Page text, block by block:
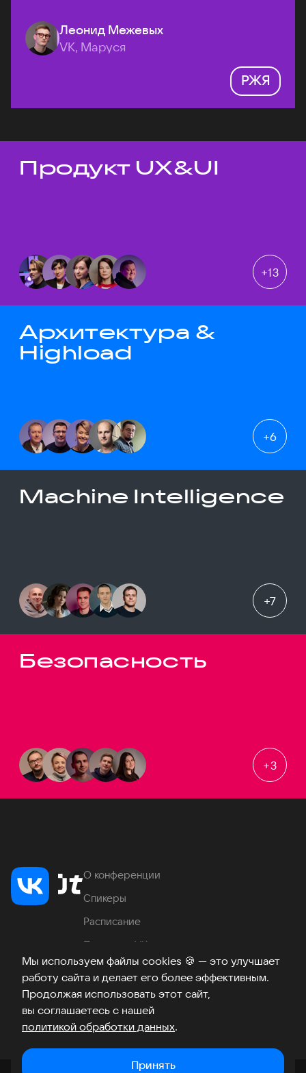
Мы используем файлы cookies 🍪 — это улучшает
работу сайта и делает его более эффективным.
Продолжая использовать этот сайт,
вы соглашаетесь с нашей
политикой обработки данных.
Принять
Леонид Межевых
VK, Маруся
РЖЯ
Темы докладов
Продукт UX&UI
+13
Архитектура &
Highload
+6
Machine Intelligence
+7
Безопасность
+3
О конференции
Спикеры
Расписание
Продукты VK
Место проведения
Часто задаваемые вопросы
ТелеграмВКонтакте
Хабр
Возникли вопросы? ©2026